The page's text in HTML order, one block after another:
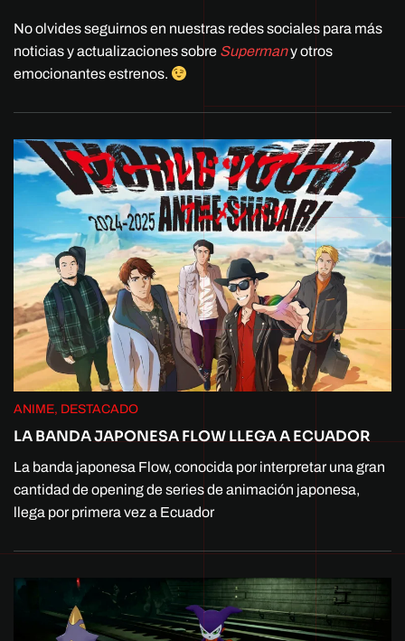
No olvides seguirnos en nuestras redes sociales para más
noticias y actualizaciones sobre Supermany otros
emocionantes estrenos.
ANIME, DESTACADO
LA BANDA JAPONESA FLOW LLEGA A ECUADOR
La banda japonesa Flow, conocida por interpretar una gran
cantidad de opening de series de animación japonesa,
llega por primera vez a Ecuador